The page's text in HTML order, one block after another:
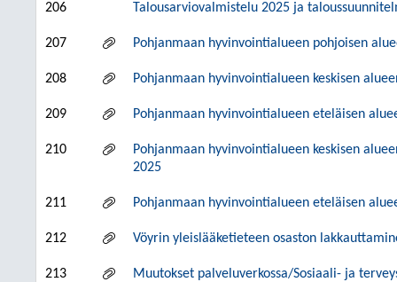
206 Talousarviovalmistelu 2025 ja
207 Pohjanmaan hyvinvointialueen pohjoisen
208 Pohjanmaan hyvinvointialueen keskisen
209 Pohjanmaan hyvinvointialueen eteläisen
210
Pohjanmaan hyvinvointialueen keskisen
2025
211 Pohjanmaan hyvinvointialueen eteläisen
212 Vöyrin yleislääketieteen osaston
213 Muutokset palveluverkossa/Sosiaali- ja